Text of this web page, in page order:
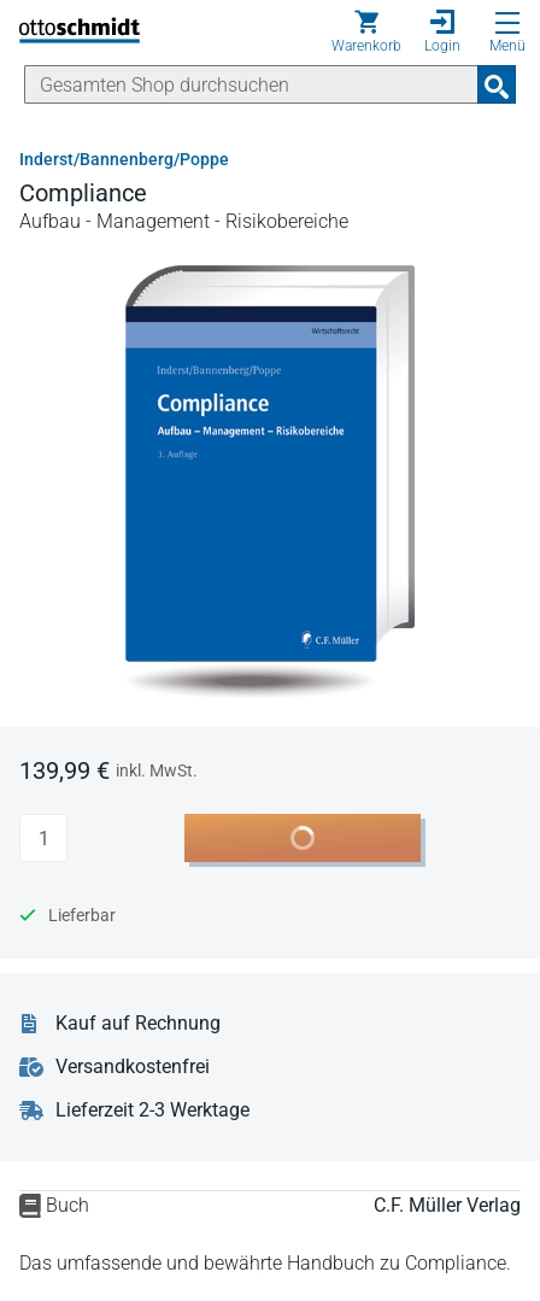
Direkt zum Inhalt
Warenkorb Login Menü
Inderst/Bannenberg/Poppe
Compliance
Aufbau - Management - Risikobereiche
Buch C.F. Müller Verlag
Das umfassende und bewährte Handbuch zu Compliance.
139,99 € inkl. MwSt.
Anzahl In den Warenkorb
Lieferbar
Kauf auf Rechnung
Versandkostenfrei
Lieferzeit 2-3 Werktage